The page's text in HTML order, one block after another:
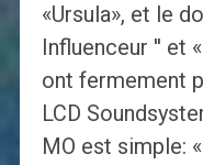
«Ursula», et le
Influenceur '' et
ont fermement
LCD
MO est simple: